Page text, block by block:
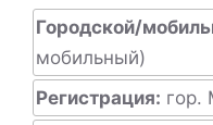
Городской/
мобильный)
Регистрация: гор.